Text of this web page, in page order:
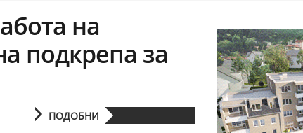
на
подкрепа за
ПОДОБНИ